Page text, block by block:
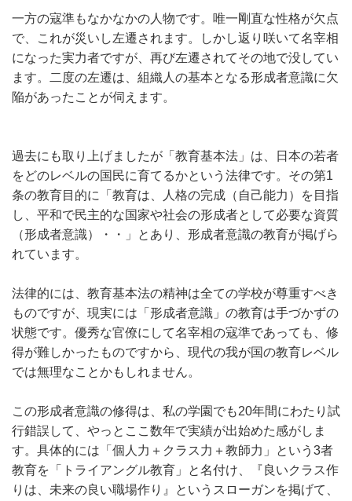
一方の寇準もなかなかの人物です。唯一剛直な性格が欠点
で、これが災いし左遷されます。しかし返り咲いて名宰相
になった実力者ですが、再び左遷されてその地で没してい
ます。二度の左遷は、組織人の基本となる形成者意識に欠
陥があったことが伺えます。
過去にも取り上げましたが「教育基本法」は、日本の若者
をどのレベルの国民に育てるかという法律です。その第1
条の教育目的に
「教育は、人格の完成（自己能力）を目指
し、平和で民主的な国家や社会の形成者として必要な資質
（形成者意識）・・」
とあり、形成者意識の教育が掲げら
れています。
法律的には、教育基本法の精神は全ての学校が尊重すべき
ものですが、現実には「形成者意識」の教育は手づかずの
状態です。優秀な官僚にして名宰相の寇準であっても、修
得が難しかったものですから、現代の我が国の教育レベル
では無理なことかもしれません。
この形成者意識の修得は、私の学園でも20年間にわたり試
行錯誤して、やっとここ数年で実績が出始めた感がしま
す。具体的には「個人力＋クラス力＋教師力」という3者
教育を「トライアングル教育」と名付け、『良いクラス作
りは、未来の良い職場作り』というスローガンを掲げて、